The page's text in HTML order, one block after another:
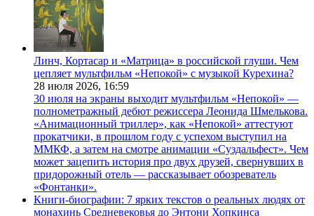
Линч, Кортасар и «Матрица» в российской глуши. Чем
цепляет мультфильм «Непокой» с музыкой Курехина?
28 июля 2026, 16:59
30 июля на экраны выходит мультфильм «Непокой» —
полнометражный дебют режиссера Леонида Шмелькова.
«Анимационный триллер», как «Непокой» аттестуют
прокатчики, в прошлом году с успехом выступил на
ММКФ, а затем на смотре анимации «Суздальфест». Чем
может зацепить история про двух друзей, свернувших в
придорожный отель — рассказывает обозреватель
«Фонтанки».
Книги-биографии: 7 ярких текстов о реальных людях от
монахинь Средневековья до Энтони Хопкинса